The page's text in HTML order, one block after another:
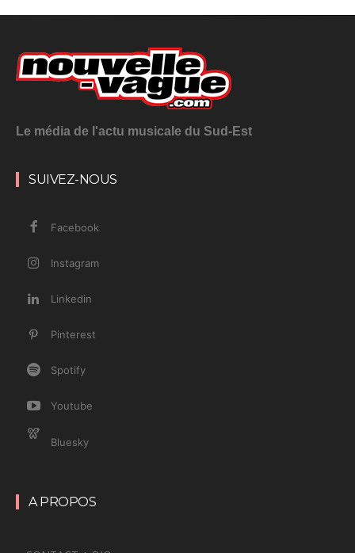
Le média de l'actu musicale du Sud-Est
SUIVEZ-NOUS
Facebook
Instagram
Linkedin
Pinterest
Spotify
Youtube
Bluesky
A PROPOS